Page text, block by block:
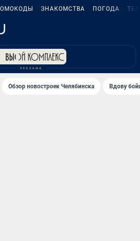
ЗНАКОМСТВА ПОГОДА
Обзор новостроек Челябинска Вдову